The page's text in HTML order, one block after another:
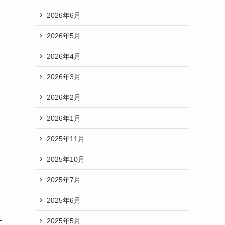
2026年6月
2026年5月
2026年4月
2026年3月
2026年2月
2026年1月
2025年11月
2025年10月
2025年7月
2025年6月
2025年5月